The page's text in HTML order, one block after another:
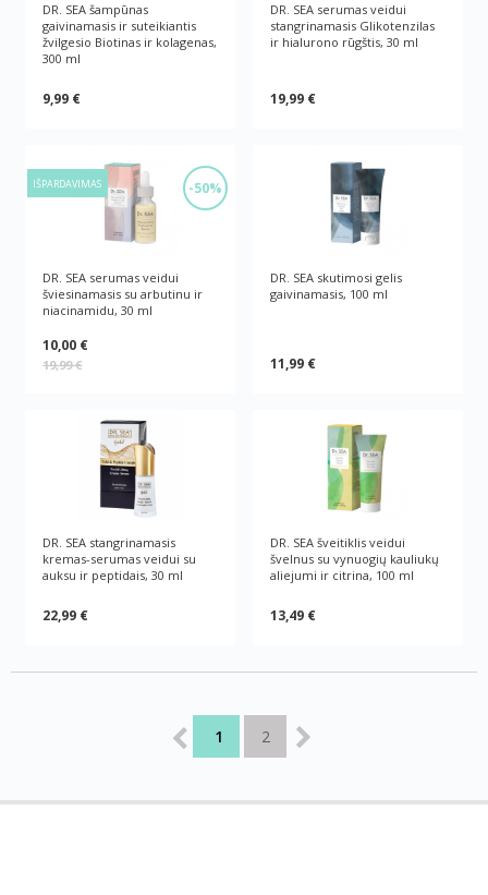
DR. SEA šampūnas
gaivinamasis ir suteikiantis
žvilgesio Biotinas ir kolagenas,
300 ml
9,99 €
DR. SEA serumas veidui
stangrinamasis Glikotenzilas
ir hialurono rūgštis, 30 ml
19,99 €
-50%
IŠPARDAVIMAS
DR. SEA serumas veidui
šviesinamasis su arbutinu ir
niacinamidu, 30 ml
10,00 €
19,99 €
DR. SEA skutimosi gelis
gaivinamasis, 100 ml
11,99 €
DR. SEA stangrinamasis
kremas-serumas veidui su
auksu ir peptidais, 30 ml
22,99 €
DR. SEA šveitiklis veidui
švelnus su vynuogių kauliukų
aliejumi ir citrina, 100 ml
13,49 €
1 2